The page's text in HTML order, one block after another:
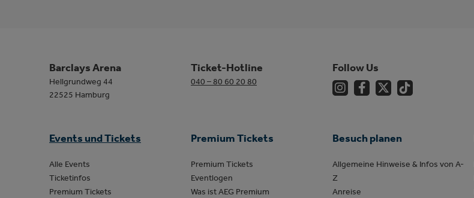
Barclays Arena
Hellgrundweg 44
22525 Hamburg
Ticket-Hotline
040 – 80 60 20 80
Follow Us
Events und Tickets
Alle Events
Ticketinfos
Premium Tickets
Premium Tickets
Premium Tickets
Eventlogen
Was ist AEG Premium
Besuch planen
Allgemeine Hinweise & Infos von A-
Z
Anreise